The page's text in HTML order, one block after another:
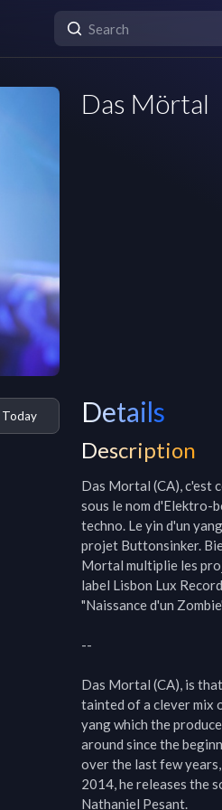
Das Mörtal
Today Details
Description
Das Mortal (CA), c'est
sous le nom d'Elektro-
techno. Le yin d'un
projet Buttonsinker.
Mortal multiplie les
label Lisbon Lux
"Naissance d'un
--
Das Mortal (CA), is
tainted of a clever mix
yang which the
around since the
over the last few
2014, he releases the
Nathaniel Pesant.